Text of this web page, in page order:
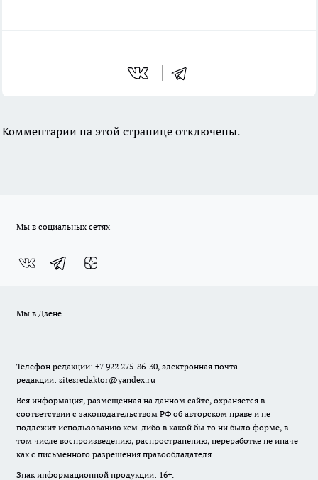
Комментарии на этой странице отключены.
Мы в социальных сетях
Мы в Дзене
Телефон редакции: +7 922 275-86-30, электронная почта
редакции: sitesredaktor@yandex.ru
Вся информация, размещенная на данном сайте, охраняется в
соответствии с законодательством РФ об авторском праве и не
подлежит использованию кем-либо в какой бы то ни было форме, в
том числе воспроизведению, распространению, переработке не иначе
как с письменного разрешения правообладателя.
Знак информационной продукции: 16+.